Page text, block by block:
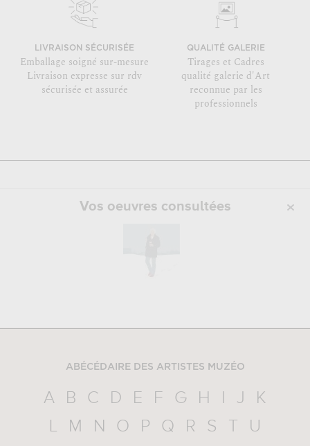
LIVRAISON SÉCURISÉE
Emballage soigné sur-mesure
Livraison expresse sur rdv
sécurisée et assurée
QUALITÉ GALERIE
Tirages et Cadres
qualité galerie d'Art
reconnue par les
professionnels
Vos oeuvres consultées
ABÉCÉDAIRE DES ARTISTES MUZÉO
A B C D E F G H I J
K
L
M N O P Q R S T
U